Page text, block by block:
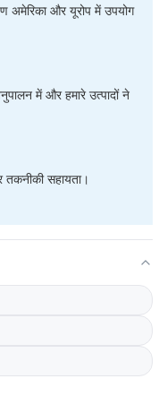
अमेरिका और यूरोप में उपयोग
में और हमारे उत्पादों ने
सहायता।